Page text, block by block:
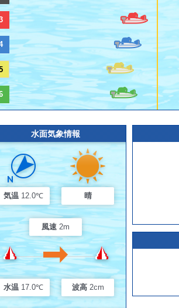
水面気象情報
気温 12.0℃ 晴
風速 2m
水温 17.0℃ 波高 2cm